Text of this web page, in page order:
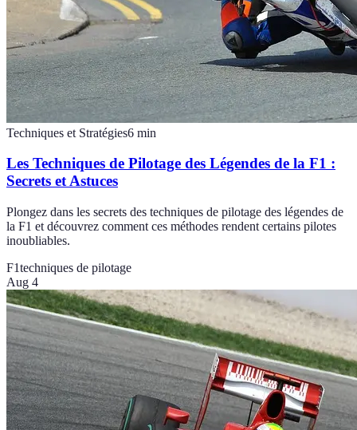
Techniques et Stratégies6 min
Les Techniques de Pilotage des Légendes de la F1 :
Secrets et Astuces
Plongez dans les secrets des techniques de pilotage des légendes de
la F1 et découvrez comment ces méthodes rendent certains pilotes
inoubliables.
F1techniques de pilotage
Aug 4